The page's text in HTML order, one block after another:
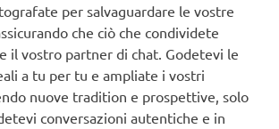
per salvaguardare le vostre
che ciò che condividete
il vostro partner di chat. Godetevi le
a tu per tu e ampliate i vostri
nuove tradition e prospettive, solo
conversazioni autentiche e in